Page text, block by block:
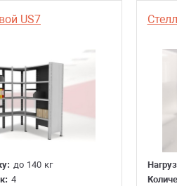
US7
до 140 кг
4